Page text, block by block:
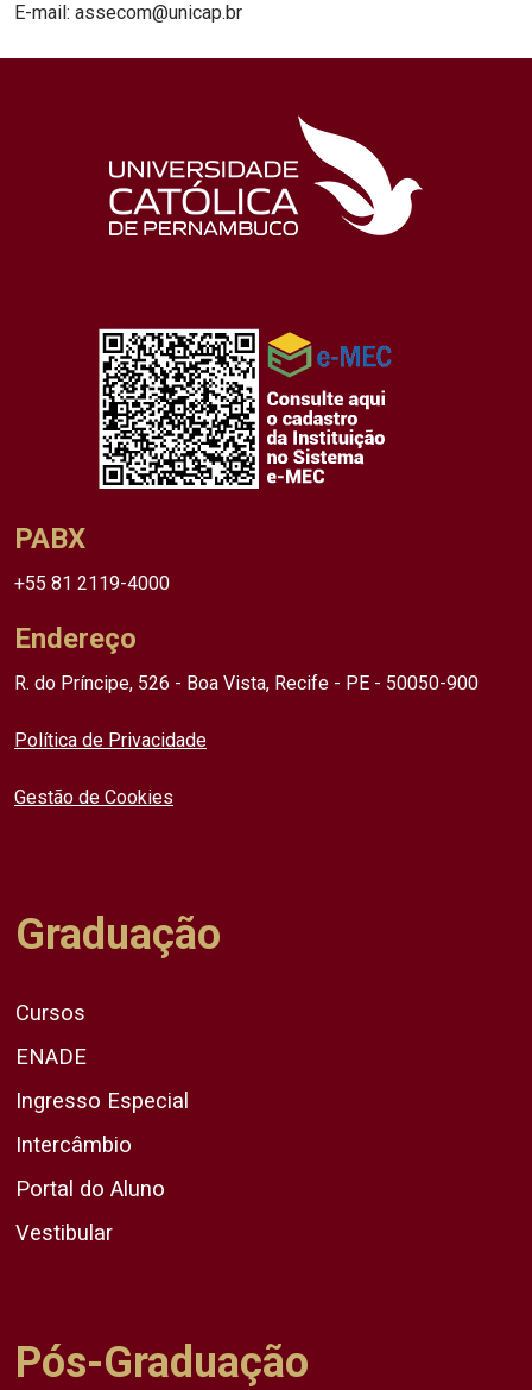
E-mail: assecom@unicap.br
PABX
+55 81 2119-4000
Endereço
R. do Príncipe, 526 - Boa Vista, Recife - PE - 50050-900
Política de Privacidade
Gestão de Cookies
Graduação
Cursos
ENADE
Ingresso Especial
Intercâmbio
Portal do Aluno
Vestibular
Pós-Graduação